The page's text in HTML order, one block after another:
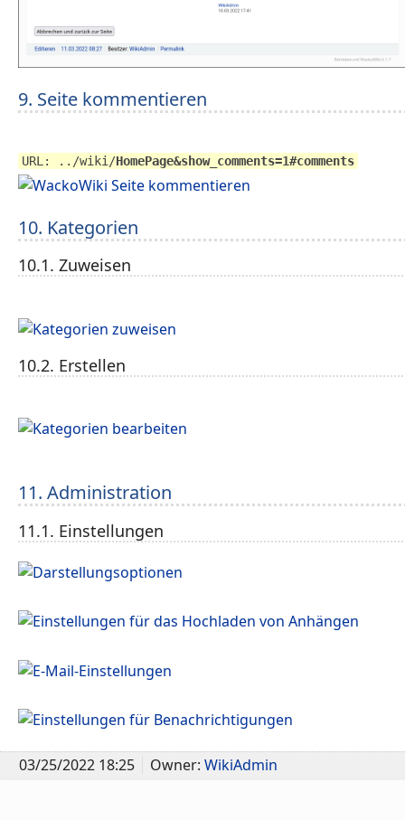
9. Seite kommentieren
URL: ../wiki/HomePage&show_comments=1#comments
10. Kategorien
10.1. Zuweisen
10.2. Erstellen
11. Administration
11.1. Einstellungen
03/25/2022 18:25 Owner: WikiAdmin